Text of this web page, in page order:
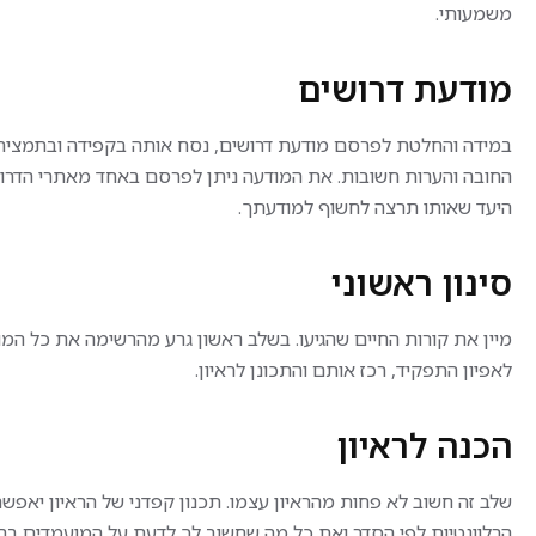
משמעותי.
מודעת דרושים
במידה והחלטת לפרסם מודעת דרושים, נסח אותה בקפידה
החובה והערות חשובות. את המודעה ניתן לפרסם באחד מאתרי
היעד שאותו תרצה לחשוף למודעתך.
סינון ראשוני
מיין את קורות החיים שהגיעו. בשלב ראשון גרע מהרשימה את כל
לאפיון התפקיד, רכז אותם והתכונן לראיון.
הכנה לראיון
שלב זה חשוב לא פחות מהראיון עצמו. תכנון קפדני של הראיון
שהיא מתרחשת.
חשודות בזמן אמת
אשראי וזיהוי כרטיסים גנובים או
מזויפים
הצלבת נתונים, יצירת קשר עם
לקוחות ותחקור לפי צורך
ממוחשבות ומול גורמי הביטחון
מענה לשיחות נכנסות לצורך
זיהוי ואימות
היקף המשרה: מלאה, 5
הכוללת גם לילות וסופי שבוע.
תנאים מצוינים למתאימים/ות:
שכר מתגמל
מענקי התמדה
היקף
לשדרוג
והפעלת
שליטה